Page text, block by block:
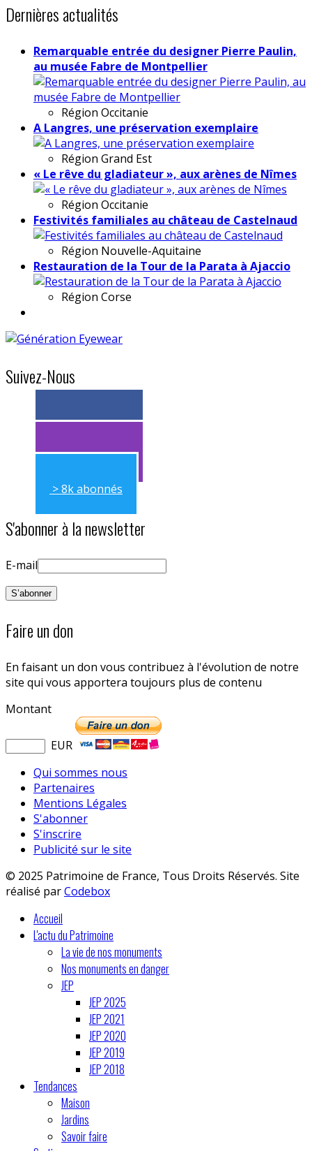
Dernières actualités
Remarquable entrée du designer Pierre Paulin,
au musée Fabre de Montpellier
Région Occitanie
A Langres, une préservation exemplaire
Région Grand Est
« Le rêve du gladiateur », aux arènes de Nîmes
Région Occitanie
Festivités familiales au château de Castelnaud
Région Nouvelle-Aquitaine
Restauration de la Tour de la Parata à Ajaccio
Région Corse
Suivez-Nous
> 11k abonnés
> 11k abonnés
> 8k abonnés
S'abonner à la newsletter
E-mail
Faire un don
En faisant un don vous contribuez à l'évolution de notre
site qui vous apportera toujours plus de contenu
Montant
EUR
Qui sommes nous
Partenaires
Mentions Légales
S'abonner
S'inscrire
Publicité sur le site
© 2025 Patrimoine de France, Tous Droits Réservés. Site
réalisé parCodebox
Accueil
L'actu du Patrimoine
La vie de nos monuments
Nos monuments en danger
JEP
JEP 2025
JEP 2021
JEP 2020
JEP 2019
JEP 2018
Tendances
Maison
Jardins
Savoir faire